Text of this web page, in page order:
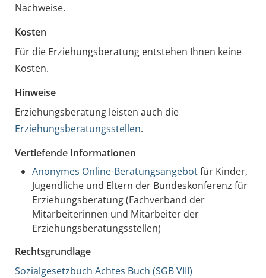
Nachweise.
Kosten
Für die Erziehungsberatung entstehen Ihnen keine
Kosten.
Hinweise
Erziehungsberatung leisten auch die
Erziehungsberatungsstellen.
Vertiefende Informationen
Anonymes Online-Beratungsangebotfür Kinder,
Jugendliche und Eltern der Bundeskonferenz für
Erziehungsberatung (Fachverband der
Mitarbeiterinnen und Mitarbeiter der
Erziehungsberatungsstellen)
Rechtsgrundlage
Sozialgesetzbuch Achtes Buch (SGB VIII)